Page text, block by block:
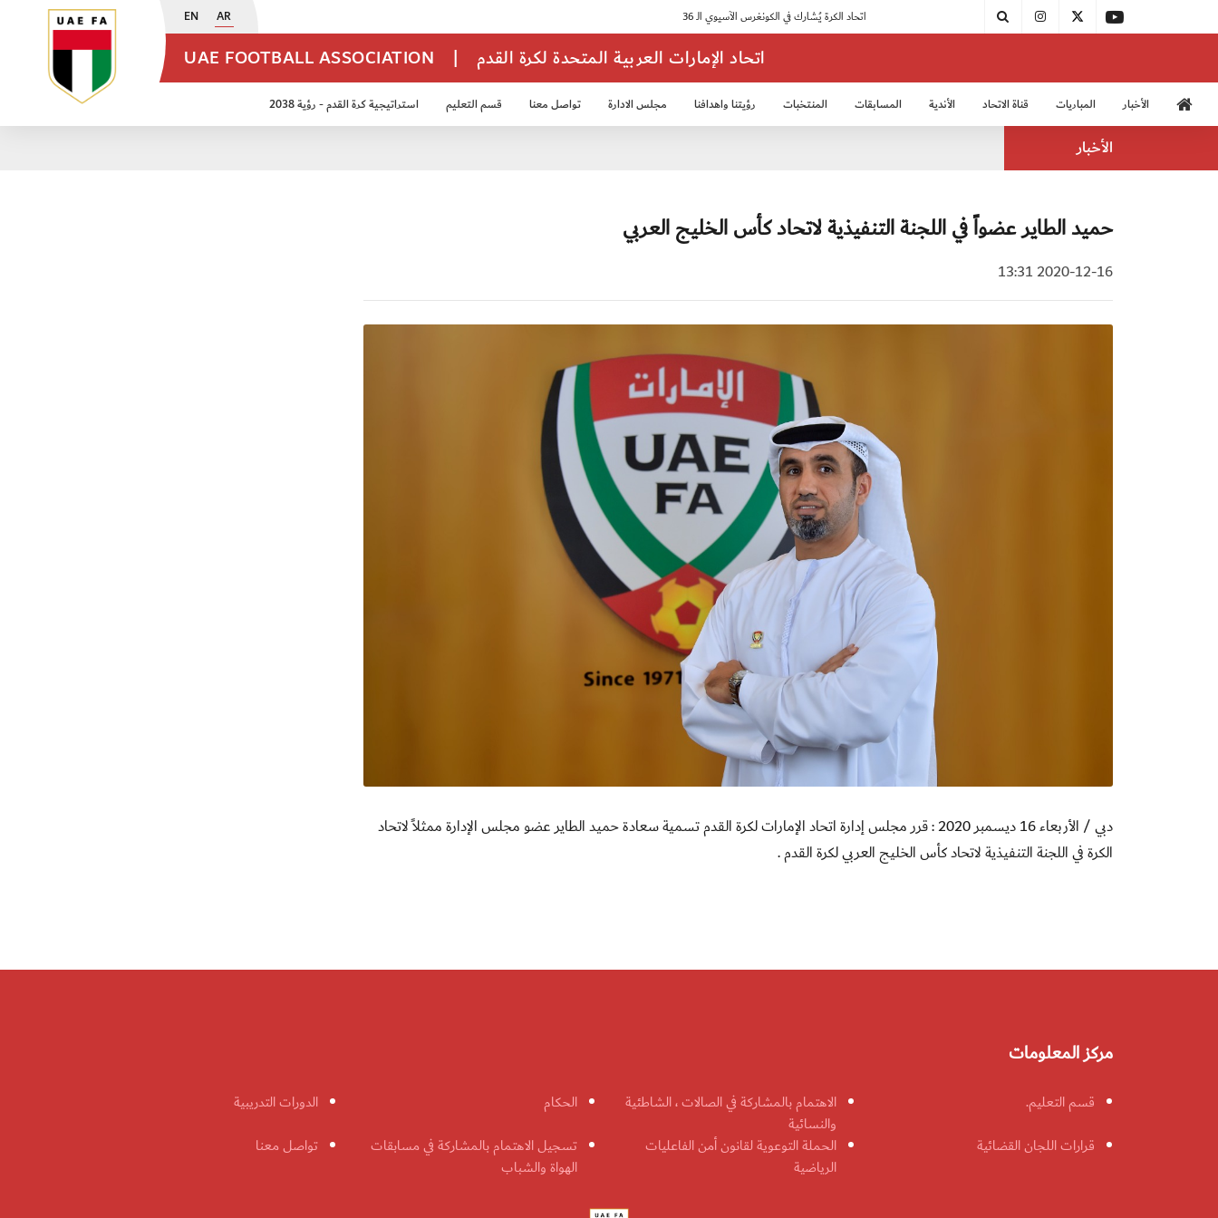
EN AR مودرن سبورت يُتوج بطلًا لدوري الدرجة الثالثة
UAE FOOTBALL ASSOCIATION | اتحاد الإمارات العربية المتحدة لكرة القدم
الأخبار المباريات قناة الاتحاد الأندية المسابقات المنتخبات رؤيتنا واهدافنا مجلس الادارة تواصل معنا قسم التعليم استراتيجية كرة القدم - رؤية 2038
الأخبار
حميد الطاير عضواً في اللجنة التنفيذية لاتحاد كأس الخليج العربي
2020-12-16 13:31
دبي / الأربعاء 16 ديسمبر 2020 : قرر مجلس إدارة اتحاد الإمارات لكرة القدم تسمية سعادة حميد الطاير عضو مجلس الإدارة ممثلاً لاتحاد
الكرة في اللجنة التنفيذية لاتحاد كأس الخليج العربي لكرة القدم .
مركز المعلومات
قسم التعليم.
الاهتمام بالمشاركة في الصالات ، الشاطئية
والنسائية
الحكام
الدورات التدريبية
قرارات اللجان القضائية
الحملة التوعوية لقانون أمن الفاعليات
الرياضية
تسجيل الاهتمام بالمشاركة في مسابقات
الهواة والشباب
تواصل معنا